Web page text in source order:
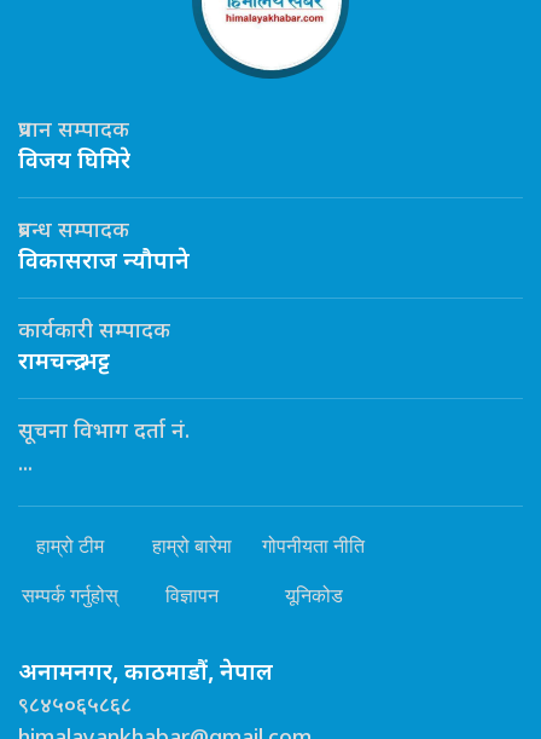
प्रधान सम्पादक
विजय घिमिरे
प्रबन्ध सम्पादक
विकासराज न्यौपाने
कार्यकारी सम्पादक
रामचन्द्र भट्ट
सूचना विभाग दर्ता नं.
...
हाम्रो टीम हाम्रो बारेमा गोपनीयता नीति
सम्पर्क गर्नुहोस् विज्ञापन यूनिकोड
अनामनगर, काठमाडौं, नेपाल
९८४५०६५८६८